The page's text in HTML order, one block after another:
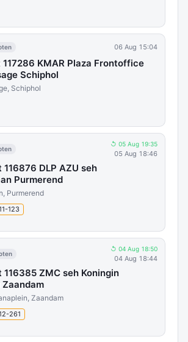
06 Aug 15:04
117286 KMAR Plaza Frontoffice
Schiphol
Schiphol
↺ 05 Aug 19:35
05 Aug 18:46
116876 DLP AZU seh
Purmerend
Purmerend
123
↺ 04 Aug 18:50
04 Aug 18:44
116385 ZMC seh Koningin
Zaandam
261